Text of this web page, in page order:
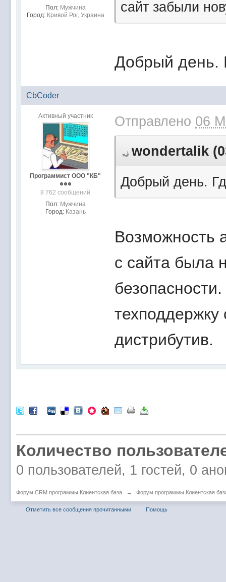
Пол: Мужчина
Город: Кривой Рог, Украина
сайт забыли
Добрый день.
CbCoder
Активный участник
Программист ООО "КБ"
8 762 сообщений
Пол: Мужчина
Город: Казань
Отправлено 06
wondertalik
Добрый день.
Возможность
с сайта была
техподдержку
дистрибутив.
Количество
0 пользователей, 1 гостей, 0
Форум CRM программы Клиентская база → Форум программы Клиентская
Отметить все сообщения прочитанными Помощь